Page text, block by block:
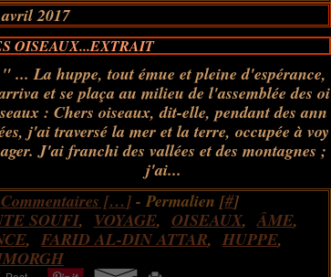
2017
OISEAUX...EXTRAIT
" ... La huppe, tout émue et pleine d'espérance,
et se plaça au milieu de l'assemblée des oi
seaux : Chers oiseaux, dit-elle, pendant des ann
j'ai traversé la mer et la terre, occupée à voy
ager. J'ai franchi des vallées et des montagnes ;
j'ai...
Commentaires […]- Permalien [#]
SOUFI, VOYAGE, OISEAUX,ÂME,
, FARID AL-DIN ATTAR, HUPPE,